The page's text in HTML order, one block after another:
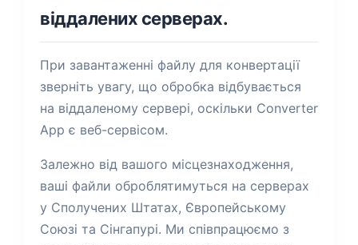
віддалених серверах.
При завантаженні файлу для конвертації
зверніть увагу, що обробка відбувається
на віддаленому сервері, оскільки Converter
App є веб-сервісом.
Залежно від вашого місцезнаходження,
ваші файли оброблятимуться на серверах
у Сполучених Штатах, Європейському
Союзі та Сінгапурі. Ми співпрацюємо з